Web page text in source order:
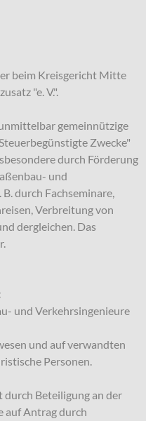
beim Kreisgericht Mitte
"e. V.".
gemeinnützige
Zwecke"
durch Förderung
und
durch Fachseminare,
Verbreitung von
dergleichen. Das
und Verkehrsingenieure
und auf verwandten
Personen.
Beteiligung an der
auf Antrag durch